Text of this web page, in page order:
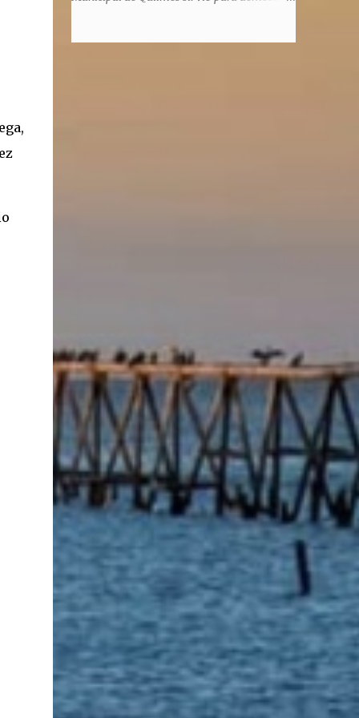
el canto a Galicia, tierra de los padres y
ancestros que llegaron a integrar la inmensa
masa de inmigrantes que ar...